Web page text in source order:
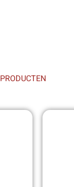
PRODUCTEN